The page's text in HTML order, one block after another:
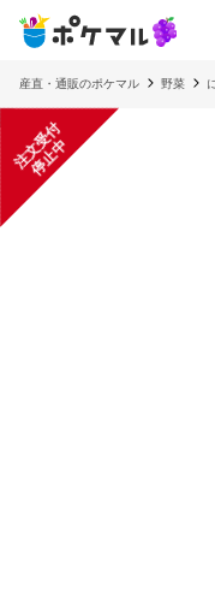
産直・通販のポケマル 野菜
注
文
受
付
停
止
中